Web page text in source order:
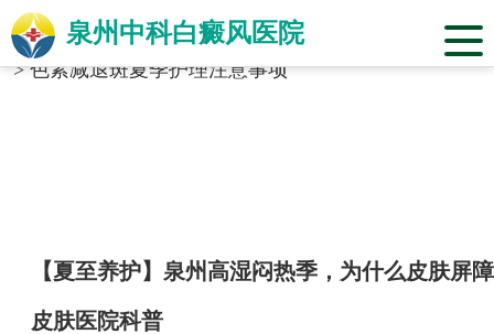
泉州中科白癜风医院
当前位置：福建省泉州市中科白癜风医院
标签合辑
>色素减退斑夏季护理注意事项
【夏至养护】泉州高湿闷热季，为什么皮肤
皮肤医院科普